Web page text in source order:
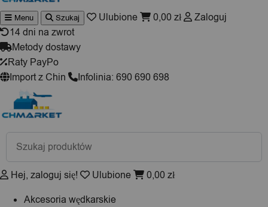
Wyszukiwarka
produktów
Menu Szukaj Ulubione 0,00 zł
Zaloguj
14 dni na zwrot
Metody dostawy
Raty PayPo
Import z Chin
Infolinia: 690 690 698
Wyszukiwarka
produktów
Hej, zaloguj się! Ulubione 0,00 zł
Akcesoria wędkarskie